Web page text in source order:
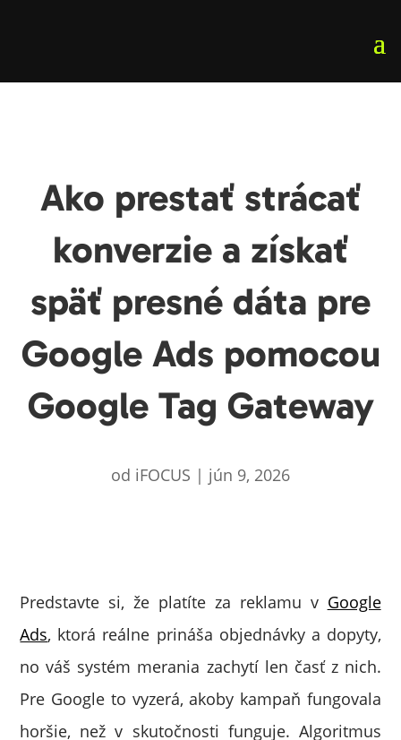
Ako prestať strácať
konverzie a získať
späť presné dáta pre
Google Ads pomocou
Google Tag Gateway
od iFOCUS | jún 9, 2026
Predstavte si, že platíte za reklamu v Google
Ads, ktorá reálne prináša objednávky a dopyty,
no váš systém merania zachytí len časť z nich.
Pre Google to vyzerá, akoby kampaň fungovala
horšie, než v skutočnosti funguje. Algoritmus